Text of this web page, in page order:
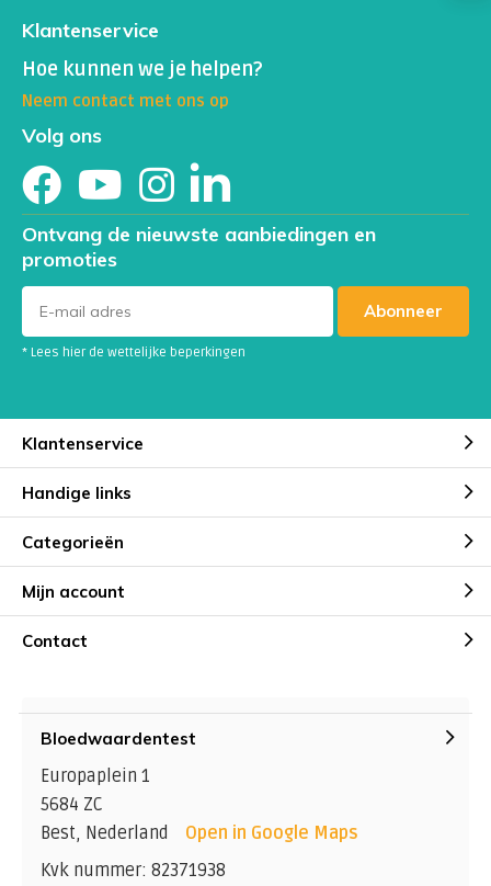
Klantenservice
Hoe kunnen we je helpen?
Neem contact met ons op
Volg ons
Ontvang de nieuwste aanbiedingen en
promoties
Abonneer
* Lees hier de wettelijke beperkingen
Klantenservice
Handige links
Categorieën
Mijn account
Contact
Bloedwaardentest
Europaplein 1
5684 ZC
Best, Nederland
Open in Google Maps
Kvk nummer: 82371938